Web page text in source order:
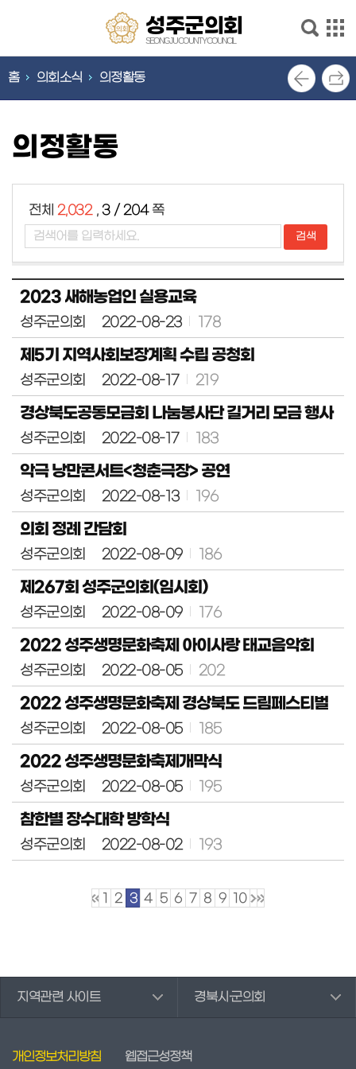
군
COUNTY
COUNCIL
의
안
의
의
회
의
원
소
개
회
의
록
색
인
터
넷
방
송
회
자
료
실
참
여
마
당
정
보
공
개
이
용
안
내
성주군의회
SEONGJU COUNTY COUNCIL
홈 의회소식 의정활동
의정활동
전체 2,032 , 3 / 204 쪽
2023 새해농업인 실용교육
성주군의회 2022-08-23 178
제5기 지역사회보장계획 수립 공청회
성주군의회 2022-08-17 219
경상북도공동모금회 나눔봉사단 길거리 모금 행사
성주군의회 2022-08-17 183
악극 낭만콘서트<청춘극장> 공연
성주군의회 2022-08-13 196
의회 정례 간담회
성주군의회 2022-08-09 186
제267회 성주군의회(임시회)
성주군의회 2022-08-09 176
2022 성주생명문화축제 아이사랑 태교음악회
성주군의회 2022-08-05 202
2022 성주생명문화축제 경상북도 드림페스티벌
성주군의회 2022-08-05 185
2022 성주생명문화축제개막식
성주군의회 2022-08-05 195
참한별 장수대학 방학식
성주군의회 2022-08-02 193
1 2 3 4 5 6 7 8 9 10
지역관련 사이트 경북시·군의회
개인정보처리방침 웹접근성정책